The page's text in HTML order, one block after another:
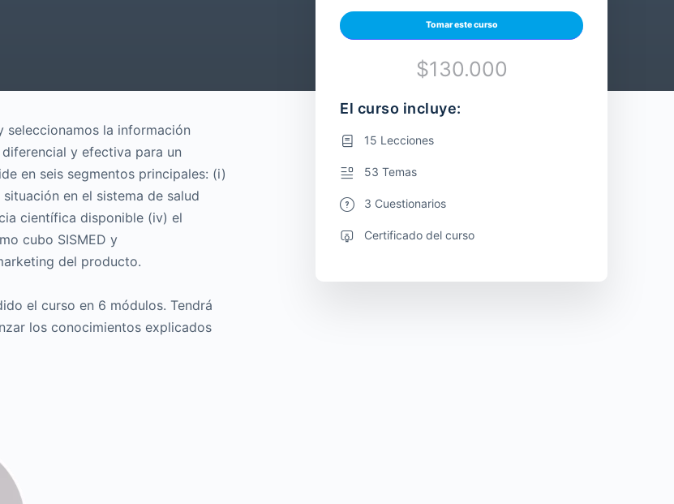
seleccionamos la información
y efectiva para un
en seis segmentos principales: (i)
en el sistema de salud
científica disponible (iv) el
cubo SISMED y
del producto.
el curso en 6 módulos. Tendrá
los conocimientos explicados
Tomar este curso
$130.000
El curso incluye:
15 Lecciones
53 Temas
3 Cuestionarios
Certificado del curso